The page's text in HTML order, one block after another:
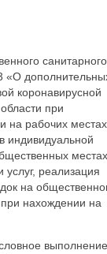
санитарного
«О
коронавирусной
при
на рабочих
индивидуальной
местах
реализация
на
при нахождении на